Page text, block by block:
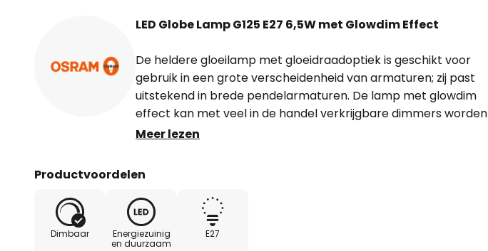
LED Globe Lamp G125 E27 6,5W met Glowdim Effect
De heldere gloeilamp met gloeidraadoptiek is geschikt voor
gebruik in een grote verscheidenheid van armaturen; zij past
uitstekend in brede pendelarmaturen. De lamp met glowdim
effect kan met veel in de handel verkrijgbare dimmers worden
gedimd en verandert de lichtkleur tijdens het dimproces - hoe
- Dimbaar en met glowdim-functie (licht wordt warmer
naarmate het gedimd wordt)
Meer lezen
Productvoordelen
Dimbaar
Energiezuinig
en duurzaam
E27